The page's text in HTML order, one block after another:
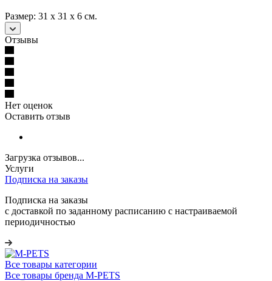
Размер: 31 х 31 х 6 см.
Отзывы
Нет оценок
Оставить отзыв
Загрузка отзывов...
Услуги
Подписка на заказы
Подписка на заказы
с доставкой по заданному расписанию с настраиваемой
периодичностью
Все товары категории
Все товары бренда M-PETS